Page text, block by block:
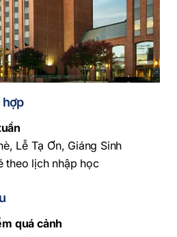
hợp
Lễ Tạ Ơn, Giáng Sinh
theo lịch nhập học
quá cảnh